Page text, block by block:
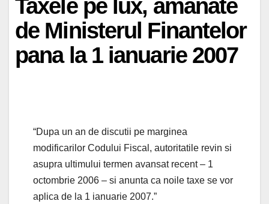
Taxele pe lux, amanate
de Ministerul Finantelor
pana la 1 ianuarie 2007
“Dupa un an de discutii pe marginea
modificarilor Codului Fiscal, autoritatile revin si
asupra ultimului termen avansat recent – 1
octombrie 2006 – si anunta ca noile taxe se vor
aplica de la 1 ianuarie 2007.”